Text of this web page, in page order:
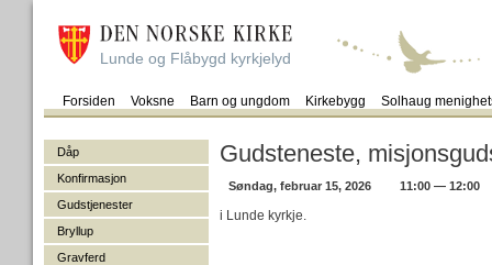
Lunde og Flåbygd kyrkjelyd
Forsiden Voksne Barn og ungdom Kirkebygg Solhaug
Dåp
Konfirmasjon
Gudstjenester
Bryllup
Gravferd
Gudsteneste,
Søndag, februar 15, 2026 11:00 — 12:00
i Lunde kyrkje.